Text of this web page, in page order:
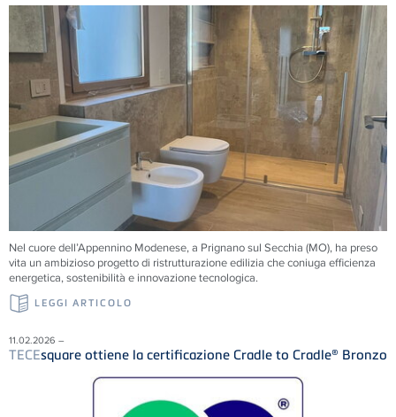
Nel cuore dell’Appennino Modenese, a Prignano sul Secchia (MO), ha preso
vita un ambizioso progetto di ristrutturazione edilizia che coniuga efficienza
energetica, sostenibilità e innovazione tecnologica.
LEGGI ARTICOLO
11.02.2026 –
TECEsquare ottiene la certificazione Cradle to Cradle® Bronzo